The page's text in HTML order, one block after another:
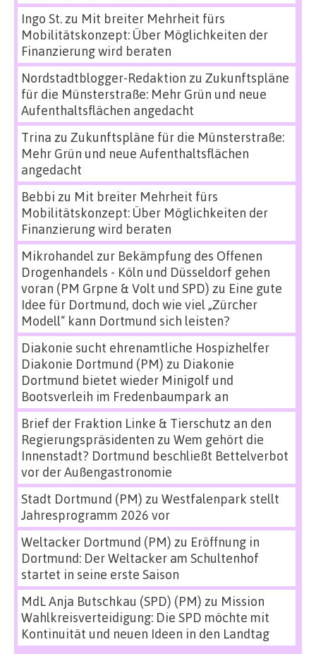
Ingo St.zu Mit breiter Mehrheit fürs
Mobilitätskonzept: Über Möglichkeiten der
Finanzierung wird beraten
Nordstadtblogger-Redaktion zu Zukunftspläne
für die Münsterstraße: Mehr Grün und neue
Aufenthaltsflächen angedacht
Trina zu Zukunftspläne für die Münsterstraße:
Mehr Grün und neue Aufenthaltsflächen
angedacht
Bebbi zu Mit breiter Mehrheit fürs
Mobilitätskonzept: Über Möglichkeiten der
Finanzierung wird beraten
Mikrohandel zur Bekämpfung des Offenen
Drogenhandels - Köln und Düsseldorf gehen
voran (PM Grpne & Volt und SPD) zu Eine gute
Idee für Dortmund, doch wie viel „Zürcher
Modell“ kann Dortmund sich leisten?
Diakonie sucht ehrenamtliche Hospizhelfer
Diakonie Dortmund (PM) zu Diakonie
Dortmund bietet wieder Minigolf und
Bootsverleih im Fredenbaumpark an
Brief der Fraktion Linke & Tierschutz an den
Regierungspräsidenten zu Wem gehört die
Innenstadt? Dortmund beschließt Bettelverbot
vor der Außengastronomie
Stadt Dortmund (PM) zu Westfalenpark stellt
Jahresprogramm 2026 vor
Weltacker Dortmund (PM) zu Eröffnung in
Dortmund: Der Weltacker am Schultenhof
startet in seine erste Saison
MdL Anja Butschkau (SPD) (PM) zu Mission
Wahlkreisverteidigung: Die SPD möchte mit
Kontinuität und neuen Ideen in den Landtag